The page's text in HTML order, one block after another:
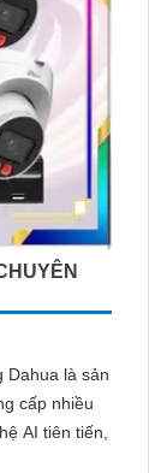
Dahua là sản
cấp nhiều